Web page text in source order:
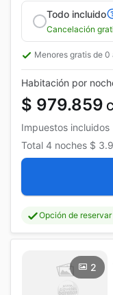
Todo incluido
Cancelación
Menores gratis de 0
Habitación por
$ 979.859
Impuestos incluidos
Total 4 noches $
Opción de
2